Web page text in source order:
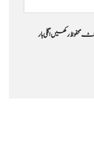
رکھیں اگلی بار